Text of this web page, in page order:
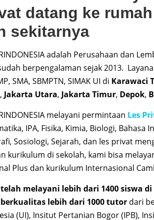
datang ke rumah
sekitarnya
adalah Perusahaan dan
berpengalaman sejak 2013.
SMA, SBMPTN, SIMAK UI di Karawaci
, Jakarta Utara, Jakarta Timur, Depok,
melayani permintaan Les
IPA, Fisika, Kimia, Biologi, Bahasa
Sosiologi, Sejarah, dan les privat
kurikulum di sekolah, kami bisa
Plus dan kurikulum Internasional
melayani lebih dari 1400 siswa
lebih dari 1000 tutor dari
(UI), Insitut Pertanian Bogor (IPB),